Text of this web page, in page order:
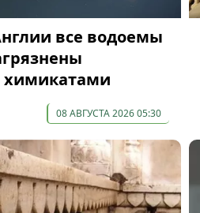
все водоемы
08 АВГУСТА 2026 05:30